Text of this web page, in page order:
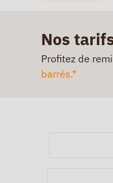
Nos
Profitez de
barrés.*